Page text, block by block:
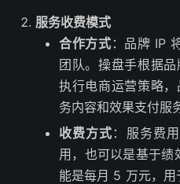
服务收费模式
合作方式 ：品牌 IP
团队。操盘手根据
执行电商运营策略
务内容和效果支付服
收费方式 ：服务费
用，也可以是基于绩
能是每月 5 万元，